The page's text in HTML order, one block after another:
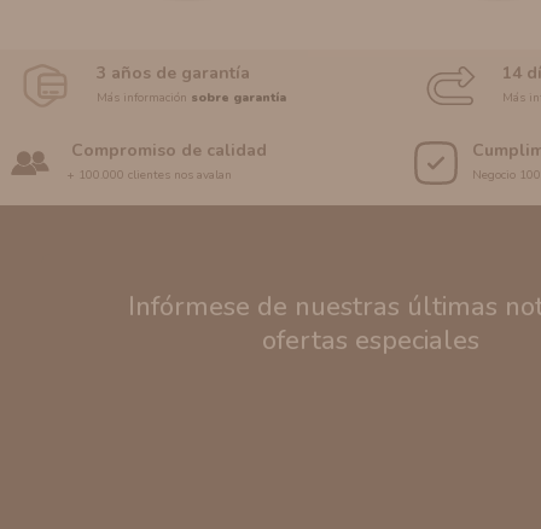
3 años de garantía
Más información sobre garantía
14
Más
Compromiso de calidad
+ 100.000 clientes nos avalan Negocio
Infórmese de nuestras últimas
ofertas especiales